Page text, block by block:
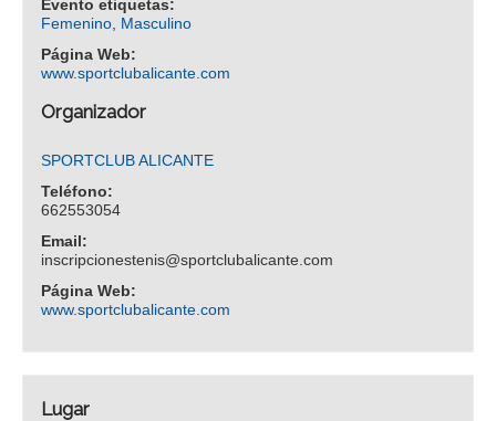
Evento etiquetas:
Femenino, Masculino
Página Web:
www.sportclubalicante.com
Organizador
SPORTCLUB ALICANTE
Teléfono:
662553054
Email:
inscripcionestenis@sportclubalicante.com
Página Web:
www.sportclubalicante.com
Lugar